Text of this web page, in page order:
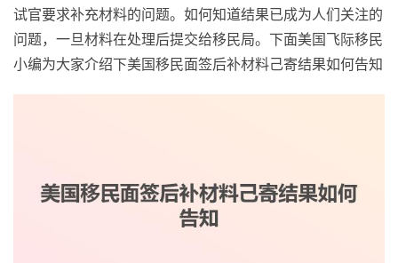
试官要求补充材料的问题。如何知道结果已成为人们关注的
问题，一旦材料在处理后提交给移民局。下面美国飞际移民
小编为大家介绍下美国移民面签后补材料己寄结果如何告知